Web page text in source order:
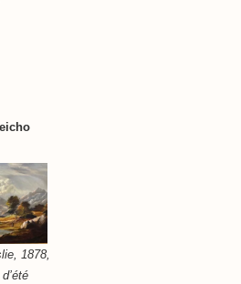
1878,